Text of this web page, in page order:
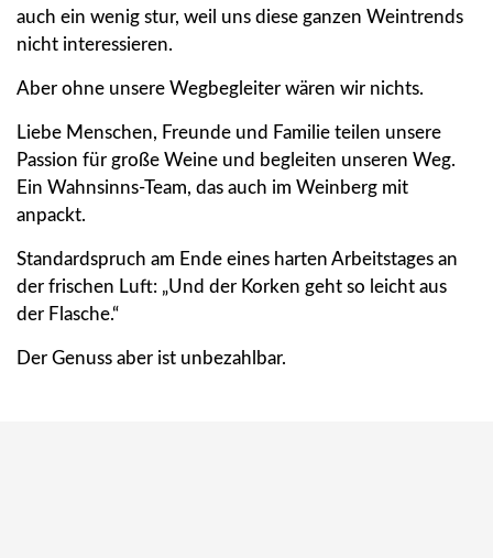
auch ein wenig stur, weil uns diese ganzen Weintrends
nicht interessieren.
Aber ohne unsere Wegbegleiter wären wir nichts.
Liebe Menschen, Freunde und Familie teilen unsere
Passion für große Weine und begleiten unseren Weg.
Ein Wahnsinns-Team, das auch im Weinberg mit
anpackt.
Standardspruch am Ende eines harten Arbeitstages an
der frischen Luft: „Und der Korken geht so leicht aus
der Flasche.“
Der Genuss aber ist unbezahlbar.